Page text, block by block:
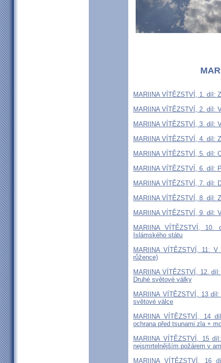
MARIINA VÍTĚZSTVÍ, 1. díl:
MARIINA VÍTĚZSTVÍ, 2. díl:
MARIINA VÍTĚZSTVÍ, 3. díl:
MARIINA VÍTĚZSTVÍ, 4. díl:
MARIINA VÍTĚZSTVÍ, 5. díl:
MARIINA VÍTĚZSTVÍ, 6. díl:
MARIINA VÍTĚZSTVÍ, 7. díl:
MARIINA VÍTĚZSTVÍ, 8. díl:
MARIINA VÍTĚZSTVÍ, 9. díl:
MARIINA VÍTĚZSTVÍ, 10.
Islámského státu
MARIINA VÍTĚZSTVÍ, 11:
růžence)
MARIINA VÍTĚZSTVÍ, 12.
Druhé světové války
MARIINA VÍTĚZSTVÍ, 13
světové válce
MARIINA VÍTĚZSTVÍ, 14
ochrana před tsunami zla +
MARIINA VÍTĚZSTVÍ, 15
nejsmrtelnějším požárem v
MARIINA VÍTĚZSTVÍ, 16